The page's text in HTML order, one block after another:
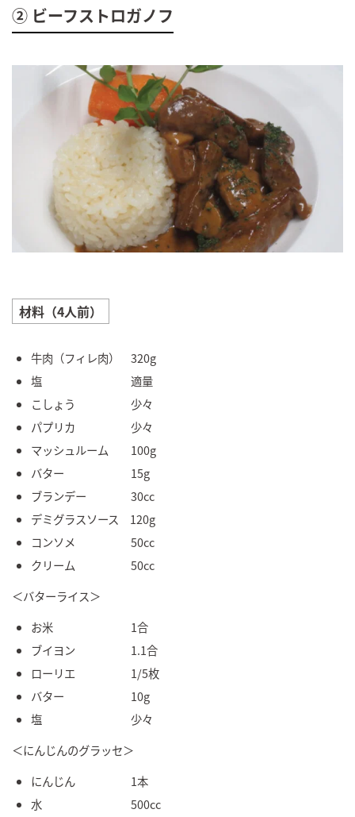
② ビーフストロガノフ
材料（4人前）
牛肉（フィレ肉） 320g
塩 適量
こしょう 少々
パプリカ 少々
マッシュルーム 100g
バター 15g
ブランデー 30cc
デミグラスソース 120g
コンソメ 50cc
クリーム 50cc
＜バターライス＞
お米 1合
ブイヨン 1.1合
ローリエ 1/5枚
バター 10g
塩 少々
＜にんじんのグラッセ＞
にんじん 1本
水 500cc